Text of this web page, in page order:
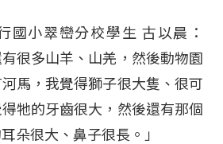
國小翠巒分校學生 古以晨：
有很多山羊、山羌，然後動物園
馬，我覺得獅子很大隻、很可
牠的牙齒很大，然後還有那個
朵很大、鼻子很長。」